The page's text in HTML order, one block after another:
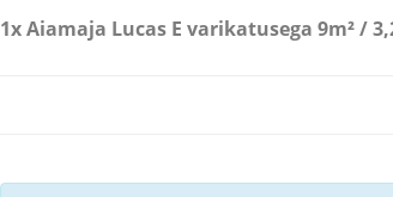
1xAiamaja Lucas E varikatusega 9m² /